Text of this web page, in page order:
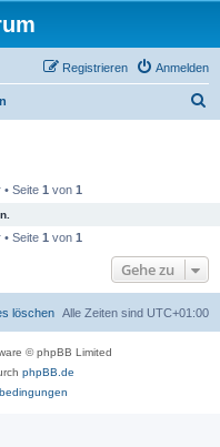
Anmelden
Registrieren
Seite 1 von 1
Seite 1 von 1
Gehe zu
Alle Zeiten sind UTC+01:00
löschen
© phpBB Limited
phpBB.de